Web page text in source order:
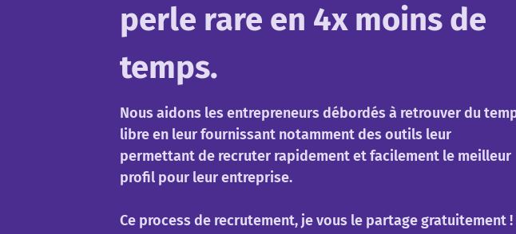
perle rare en 4x moins de
temps.
Nous aidons les entrepreneurs débordés à retrouver du
libre en leur fournissant notamment des outils leur
permettant de recruter rapidement et facilement le meilleur
profil pour leur entreprise.
Ce process de recrutement, je vous le partage gratuitement !